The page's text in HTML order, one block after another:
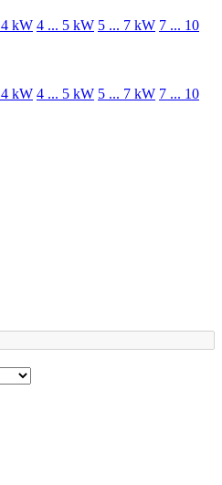
kW 4 ... 5 kW 5 ... 7 kW 7 ... 10
kW 4 ... 5 kW 5 ... 7 kW 7 ... 10